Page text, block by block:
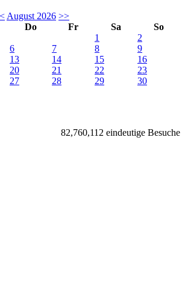
August 2026 >>
Do Fr Sa
So
1
2
6 7 8
9
13 14 15
16
20 21 22
23
27 28 29
30
82,760,112 eindeutige Besuche